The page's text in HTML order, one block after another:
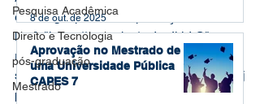
Pesquisa Acadêmica
Direito e Tecnologia
pós-graduação
Mestrado
estratégia para sua aprovação<a
href="https://youtu.be/ugIr_JkhItQ"
rel="nofollow"><img decoding="async"
src="https://i.ytimg.com/vi/ugIr_JkhItQ/0.j
pg" alt="Aluno especial no Mestrado:
8 de out. de 2025
Aprovação no Mestrado de
uma Universidade Pública
CAPES 7